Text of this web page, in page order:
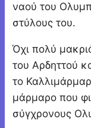
ναού του
στύλους του.
Όχι πολύ
του Αρδηττού
το
μάρμαρο που
σύγχρονους